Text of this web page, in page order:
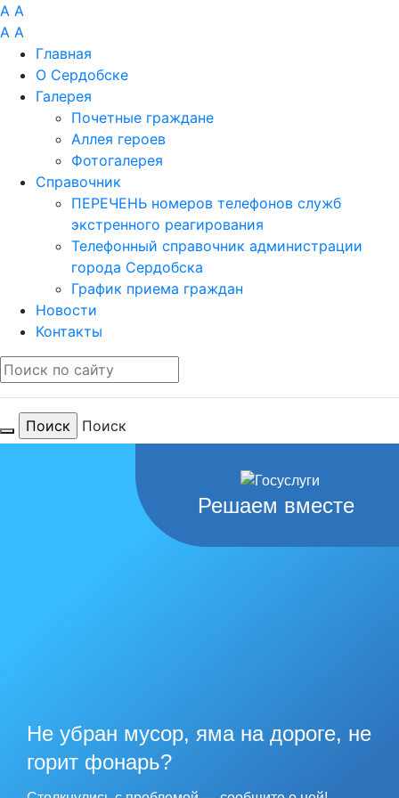
A A
A A
Главная
О Сердобске
Галерея
Почетные граждане
Аллея героев
Фотогалерея
Справочник
ПЕРЕЧЕНЬ номеров телефонов служб
экстренного реагирования
Телефонный справочник администрации
города Сердобска
График приема граждан
Новости
Контакты
Поиск
Решаем вместе
Не убран мусор, яма на дороге, не
горит фонарь?город